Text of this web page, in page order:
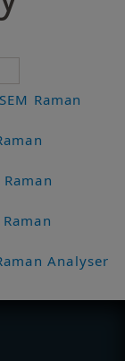
Raman
Analyser